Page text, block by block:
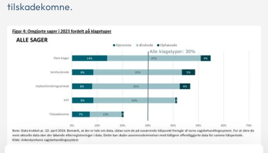
tilskadekomne.